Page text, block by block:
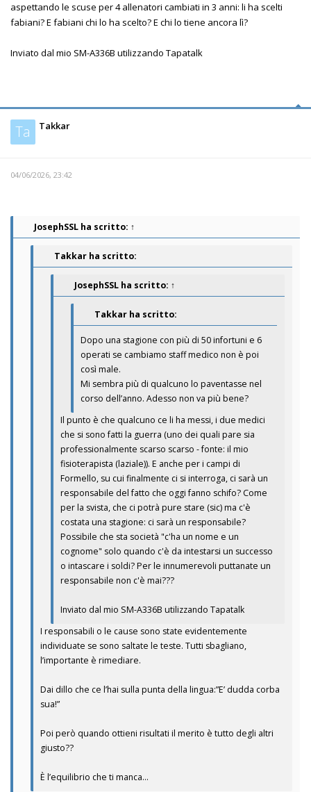
aspettando le scuse per 4 allenatori cambiati in 3 anni: li ha scelti
fabiani? E fabiani chi lo ha scelto? E chi lo tiene ancora lì?
Inviato dal mio SM-A336B utilizzando Tapatalk
Ta Takkar
04/06/2026, 23:42
JosephSSL ha scritto: ↑
Takkar ha scritto:
JosephSSL ha scritto: ↑
Takkar ha scritto:
Dopo una stagione con più di 50 infortuni e 6
operati se cambiamo staff medico non è poi
così male.
Mi sembra più di qualcuno lo paventasse nel
corso dell’anno. Adesso non va più bene?
Il punto è che qualcuno ce li ha messi, i due medici
che si sono fatti la guerra (uno dei quali pare sia
professionalmente scarso scarso - fonte: il mio
fisioterapista (laziale)). E anche per i campi di
Formello, su cui finalmente ci si interroga, ci sarà un
responsabile del fatto che oggi fanno schifo? Come
per la svista, che ci potrà pure stare (sic) ma c'è
costata una stagione: ci sarà un responsabile?
Possibile che sta società "c'ha un nome e un
cognome" solo quando c'è da intestarsi un successo
o intascare i soldi? Per le innumerevoli puttanate un
responsabile non c'è mai???
Inviato dal mio SM-A336B utilizzando Tapatalk
I responsabili o le cause sono state evidentemente
individuate se sono saltate le teste. Tutti sbagliano,
l’importante è rimediare.
Dai dillo che ce l’hai sulla punta della lingua:”E’ dudda corba
sua!”
Poi però quando ottieni risultati il merito è tutto degli altri
giusto??
È l’equilibrio che ti manca…